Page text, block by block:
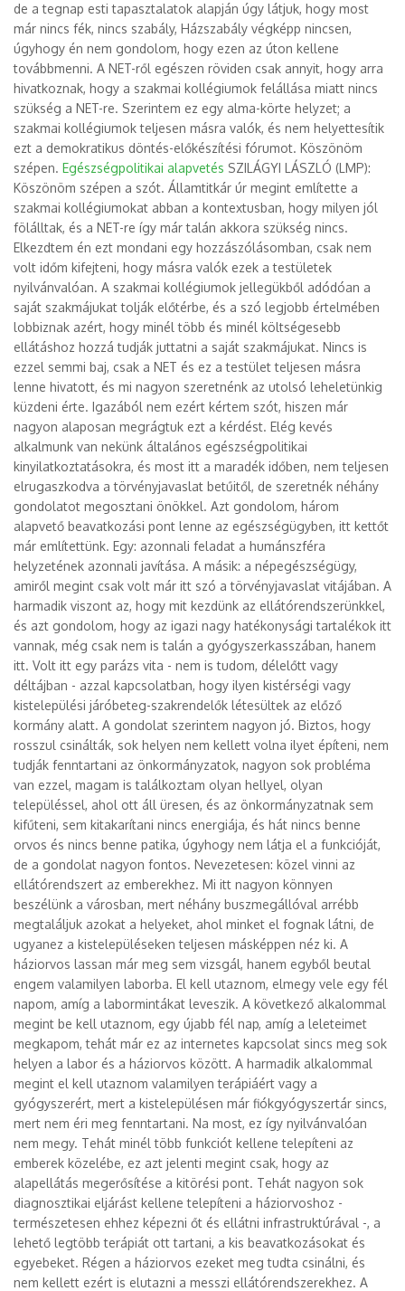
de a tegnap esti tapasztalatok alapján úgy látjuk, hogy most
már nincs fék, nincs szabály, Házszabály végképp nincsen,
úgyhogy én nem gondolom, hogy ezen az úton kellene
továbbmenni. A NET-ről egészen röviden csak annyit, hogy arra
hivatkoznak, hogy a szakmai kollégiumok felállása miatt nincs
szükség a NET-re. Szerintem ez egy alma-körte helyzet; a
szakmai kollégiumok teljesen másra valók, és nem helyettesítik
ezt a demokratikus döntés-előkészítési fórumot. Köszönöm
szépen. Egészségpolitikai alapvetés SZILÁGYI LÁSZLÓ (LMP):
Köszönöm szépen a szót. Államtitkár úr megint említette a
szakmai kollégiumokat abban a kontextusban, hogy milyen jól
fölálltak, és a NET-re így már talán akkora szükség nincs.
Elkezdtem én ezt mondani egy hozzászólásomban, csak nem
volt időm kifejteni, hogy másra valók ezek a testületek
nyilvánvalóan. A szakmai kollégiumok jellegükből adódóan a
saját szakmájukat tolják előtérbe, és a szó legjobb értelmében
lobbiznak azért, hogy minél több és minél költségesebb
ellátáshoz hozzá tudják juttatni a saját szakmájukat. Nincs is
ezzel semmi baj, csak a NET és ez a testület teljesen másra
lenne hivatott, és mi nagyon szeretnénk az utolsó leheletünkig
küzdeni érte. Igazából nem ezért kértem szót, hiszen már
nagyon alaposan megrágtuk ezt a kérdést. Elég kevés
alkalmunk van nekünk általános egészségpolitikai
kinyilatkoztatásokra, és most itt a maradék időben, nem teljesen
elrugaszkodva a törvényjavaslat betűitől, de szeretnék néhány
gondolatot megosztani önökkel. Azt gondolom, három
alapvető beavatkozási pont lenne az egészségügyben, itt kettőt
már említettünk. Egy: azonnali feladat a humánszféra
helyzetének azonnali javítása. A másik: a népegészségügy,
amiről megint csak volt már itt szó a törvényjavaslat vitájában. A
harmadik viszont az, hogy mit kezdünk az ellátórendszerünkkel,
és azt gondolom, hogy az igazi nagy hatékonysági tartalékok itt
vannak, még csak nem is talán a gyógyszerkasszában, hanem
itt. Volt itt egy parázs vita - nem is tudom, délelőtt vagy
déltájban - azzal kapcsolatban, hogy ilyen kistérségi vagy
kistelepülési járóbeteg-szakrendelők létesültek az előző
kormány alatt. A gondolat szerintem nagyon jó. Biztos, hogy
rosszul csinálták, sok helyen nem kellett volna ilyet építeni, nem
tudják fenntartani az önkormányzatok, nagyon sok probléma
van ezzel, magam is találkoztam olyan hellyel, olyan
településsel, ahol ott áll üresen, és az önkormányzatnak sem
kifűteni, sem kitakarítani nincs energiája, és hát nincs benne
orvos és nincs benne patika, úgyhogy nem látja el a funkcióját,
de a gondolat nagyon fontos. Nevezetesen: közel vinni az
ellátórendszert az emberekhez. Mi itt nagyon könnyen
beszélünk a városban, mert néhány buszmegállóval arrébb
megtaláljuk azokat a helyeket, ahol minket el fognak látni, de
ugyanez a kistelepüléseken teljesen másképpen néz ki. A
háziorvos lassan már meg sem vizsgál, hanem egyből beutal
engem valamilyen laborba. El kell utaznom, elmegy vele egy fél
napom, amíg a labormintákat leveszik. A következő alkalommal
megint be kell utaznom, egy újabb fél nap, amíg a leleteimet
megkapom, tehát már ez az internetes kapcsolat sincs meg sok
helyen a labor és a háziorvos között. A harmadik alkalommal
megint el kell utaznom valamilyen terápiáért vagy a
gyógyszerért, mert a kistelepülésen már fiókgyógyszertár sincs,
mert nem éri meg fenntartani. Na most, ez így nyilvánvalóan
nem megy. Tehát minél több funkciót kellene telepíteni az
emberek közelébe, ez azt jelenti megint csak, hogy az
alapellátás megerősítése a kitörési pont. Tehát nagyon sok
diagnosztikai eljárást kellene telepíteni a háziorvoshoz -
természetesen ehhez képezni őt és ellátni infrastruktúrával -, a
lehető legtöbb terápiát ott tartani, a kis beavatkozásokat és
egyebeket. Régen a háziorvos ezeket meg tudta csinálni, és
nem kellett ezért is elutazni a messzi ellátórendszerekhez. A